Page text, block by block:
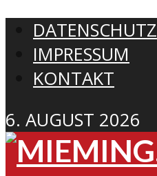
DATENSCHUTZ
IMPRESSUM
KONTAKT
6. AUGUST 2026